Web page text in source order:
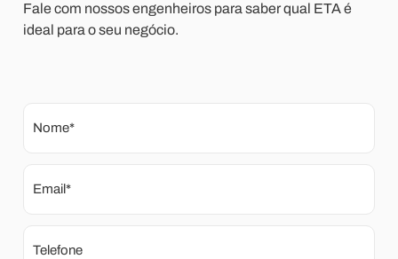
Fale com nossos engenheiros para saber qual ETA é
ideal para o seu negócio.
Nome*
Email*
Telefone